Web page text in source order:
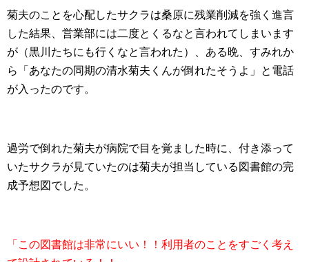
菊夫のことを心配したサクラは桑原に残業削減を強く進言
した結果、営業部には二度とくるなと言われてしまいます
が（黒川たちにも行くなと言われた）、ある晩、すみれか
ら「あなたの同期の清水菊夫くんが倒れたそうよ」と電話
が入ったのです。
過労で倒れた菊夫が病院で目を覚ました時に、付き添って
いたサクラが見ていたのは菊夫が担当している図書館の完
成予想図でした。
「この図書館は非常にいい！！利用者のことをすごく考え